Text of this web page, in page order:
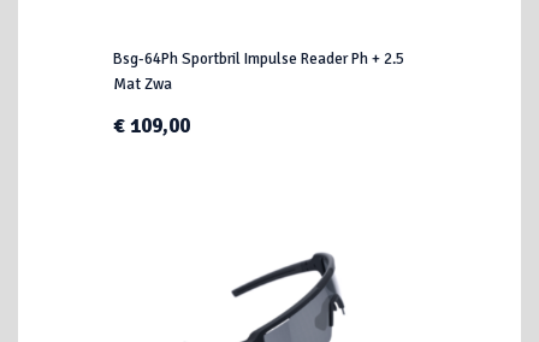
Bsg-64Ph Sportbril Impulse Reader Ph + 2.5
Mat Zwa
€ 109,00